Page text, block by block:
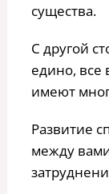
существа.
С другой
едино, все
имеют
Развитие
между